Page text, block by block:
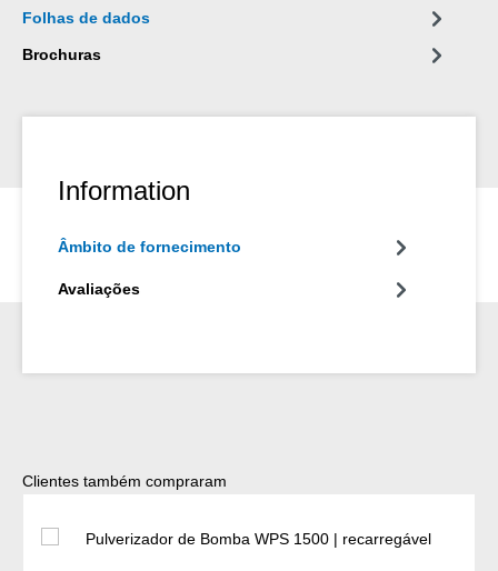
Folhas de dados
Brochuras
Information
Âmbito de fornecimento
Avaliações
Ignorar a galeria de produtos
Clientes também compraram